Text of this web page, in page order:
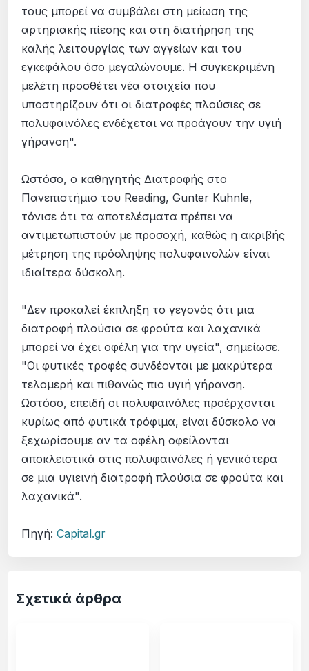
τους μπορεί να συμβάλει στη μείωση της
αρτηριακής πίεσης και στη διατήρηση της
καλής λειτουργίας των αγγείων και του
εγκεφάλου όσο μεγαλώνουμε. Η συγκεκριμένη
μελέτη προσθέτει νέα στοιχεία που
υποστηρίζουν ότι οι διατροφές πλούσιες σε
πολυφαινόλες ενδέχεται να προάγουν την υγιή
γήρανση".
Ωστόσο, ο καθηγητής Διατροφής στο
Πανεπιστήμιο του Reading, Gunter Kuhnle,
τόνισε ότι τα αποτελέσματα πρέπει να
αντιμετωπιστούν με προσοχή, καθώς η ακριβής
μέτρηση της πρόσληψης πολυφαινολών είναι
ιδιαίτερα δύσκολη.
"Δεν προκαλεί έκπληξη το γεγονός ότι μια
διατροφή πλούσια σε φρούτα και λαχανικά
μπορεί να έχει οφέλη για την υγεία", σημείωσε.
"Οι φυτικές τροφές συνδέονται με μακρύτερα
τελομερή και πιθανώς πιο υγιή γήρανση.
Ωστόσο, επειδή οι πολυφαινόλες προέρχονται
κυρίως από φυτικά τρόφιμα, είναι δύσκολο να
ξεχωρίσουμε αν τα οφέλη οφείλονται
αποκλειστικά στις πολυφαινόλες ή γενικότερα
σε μια υγιεινή διατροφή πλούσια σε φρούτα και
λαχανικά".
Πηγή:Capital.gr
Σχετικά άρθρα